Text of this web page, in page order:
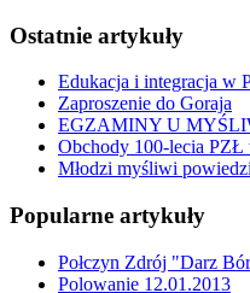
Ostatnie artykuły
Edukacja i integracja w
Zaproszenie do Goraja
EGZAMINY U
Obchody 100-lecia PZŁ
Młodzi myśliwi
Popularne artykuły
Połczyn Zdrój "Darz
Polowanie 12.01.2013